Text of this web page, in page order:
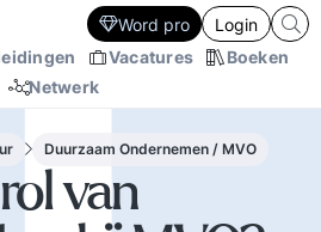
Vacatures
Boeken
Netwerk
Word pro Login
Duurzaam Ondernemen / MVO
van